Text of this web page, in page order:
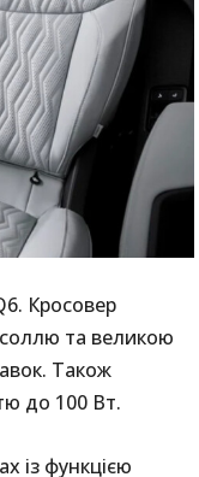
Кросовер
та великою
Також
до 100 Вт.
із функцією